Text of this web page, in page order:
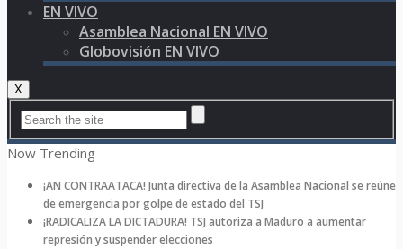
EN VIVO
Asamblea Nacional EN VIVO
Globovisión EN VIVO
X
Now Trending
¡AN CONTRAATACA! Junta directiva de la Asamblea Nacional se reúne
de emergencia por golpe de estado del TSJ
¡RADICALIZA LA DICTADURA! TSJ autoriza a Maduro a aumentar
represión y suspender elecciones